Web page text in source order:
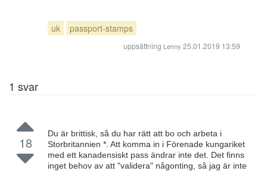
uk passport-stamps
uppsättning Lenny 25.01.2019 13:59
1 svar
18
Du är brittisk, så du har rätt att bo och arbeta i
Storbritannien *. Att komma in i Förenade kungariket
med ett kanadensiskt pass ändrar inte det. Det finns
inget behov av att "validera" någonting, så jag är inte